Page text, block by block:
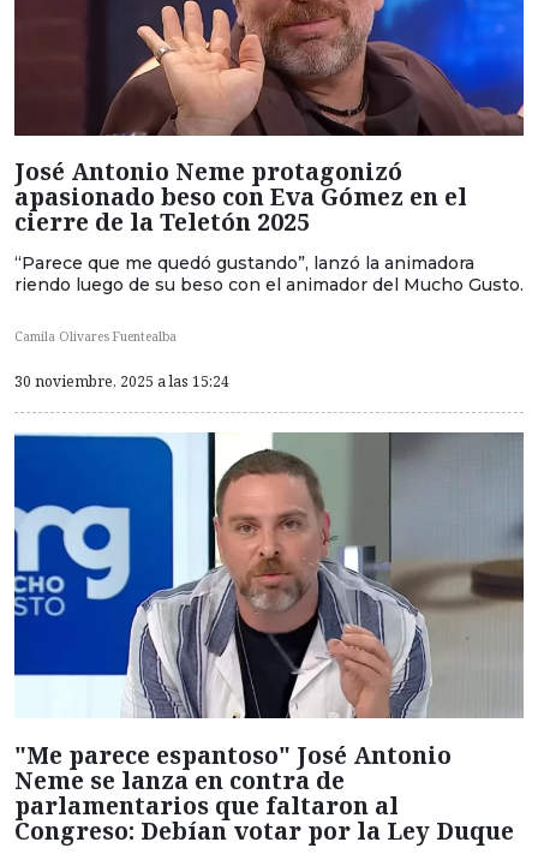
José Antonio Neme protagonizó
apasionado beso con Eva Gómez en el
cierre de la Teletón 2025
“Parece que me quedó gustando”, lanzó la animadora
riendo luego de su beso con el animador del Mucho Gusto.
Camila Olivares Fuentealba
30 noviembre, 2025 a las 15:24
"Me parece espantoso" José Antonio
Neme se lanza en contra de
parlamentarios que faltaron al
Congreso: Debían votar por la Ley Duque